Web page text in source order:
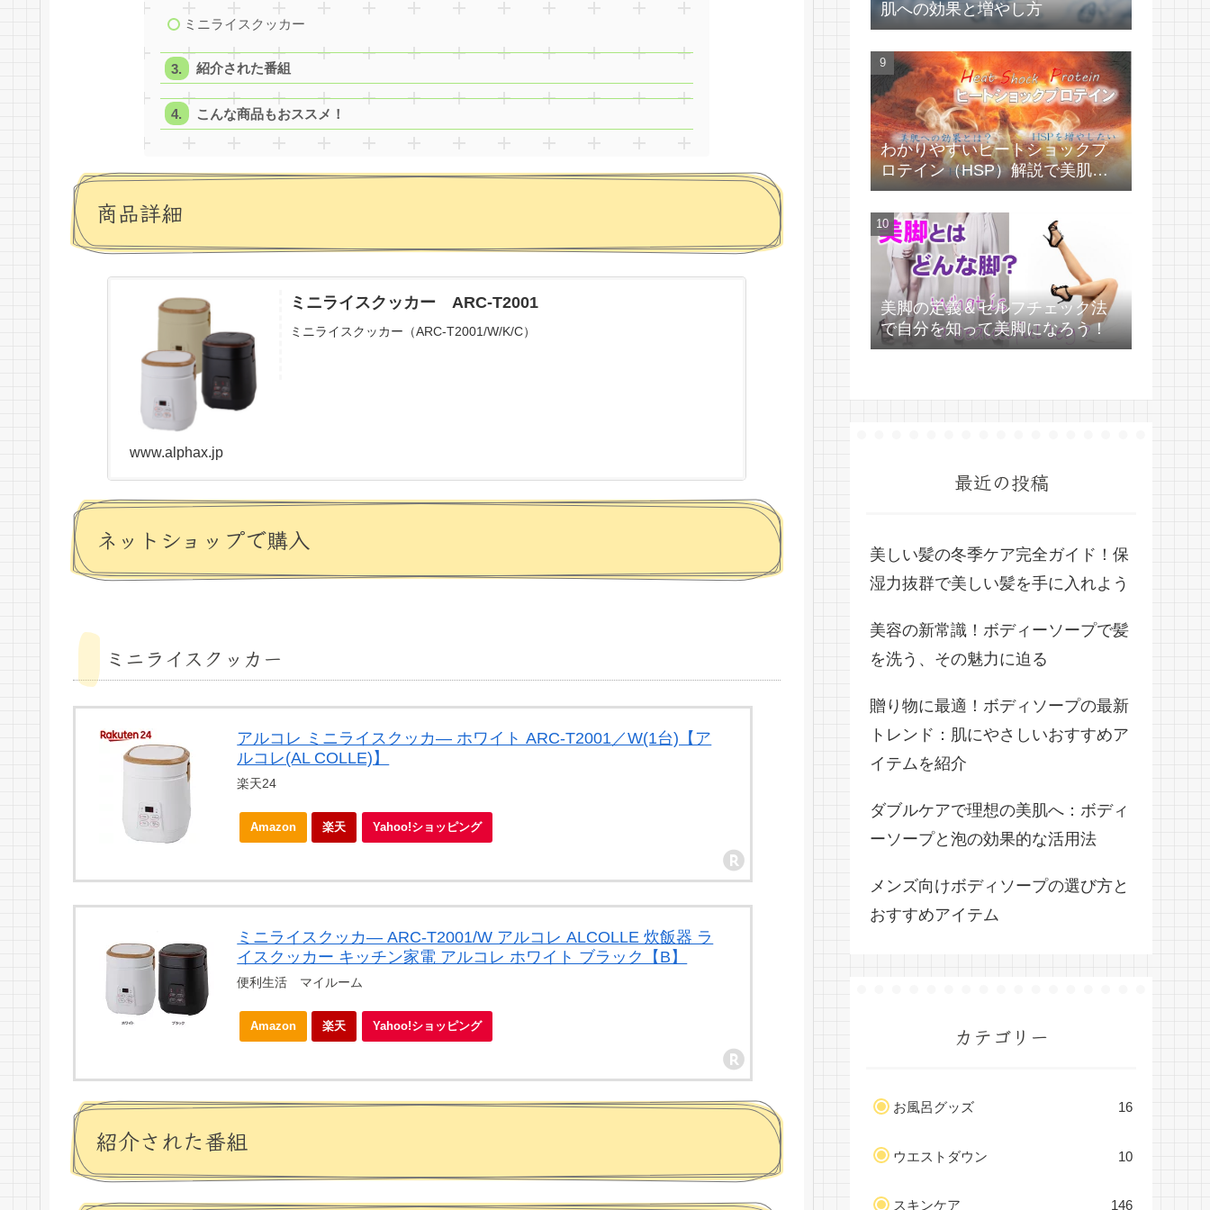
ミニライスクッカー
紹介された番組
こんな商品もおススメ！
商品詳細
ミニライスクッカー ARC-T2001
ミニライスクッカー（ARC-T2001/W/K/C）
www.alphax.jp
ネットショップで購入
ミニライスクッカー
アルコレ ミニライスクッカ— ホワイト ARC-T2001／W(1台)【ア
ルコレ(AL COLLE)】
楽天24
Amazon 楽天 Yahoo!ショッピング
ミニライスクッカ— ARC-T2001/W アルコレ ALCOLLE 炊飯器 ラ
イスクッカー キッチン家電 アルコレ ホワイト ブラック【B】
便利生活 マイルーム
Amazon 楽天 Yahoo!ショッピング
紹介された番組
肌への効果と増やし方
わかりやすいヒートショックプ
ロテイン（HSP）解説で美肌づ
くり！
美脚の定義＆セルフチェック法
で自分を知って美脚になろう！
最近の投稿
美しい髪の冬季ケア完全ガイド！保
湿力抜群で美しい髪を手に入れよう
美容の新常識！ボディーソープで髪
を洗う、その魅力に迫る
贈り物に最適！ボディソープの最新
トレンド：肌にやさしいおすすめア
イテムを紹介
ダブルケアで理想の美肌へ：ボディ
ーソープと泡の効果的な活用法
メンズ向けボディソープの選び方と
おすすめアイテム
カテゴリー
お風呂グッズ 16
ウエストダウン 10
スキンケア 146